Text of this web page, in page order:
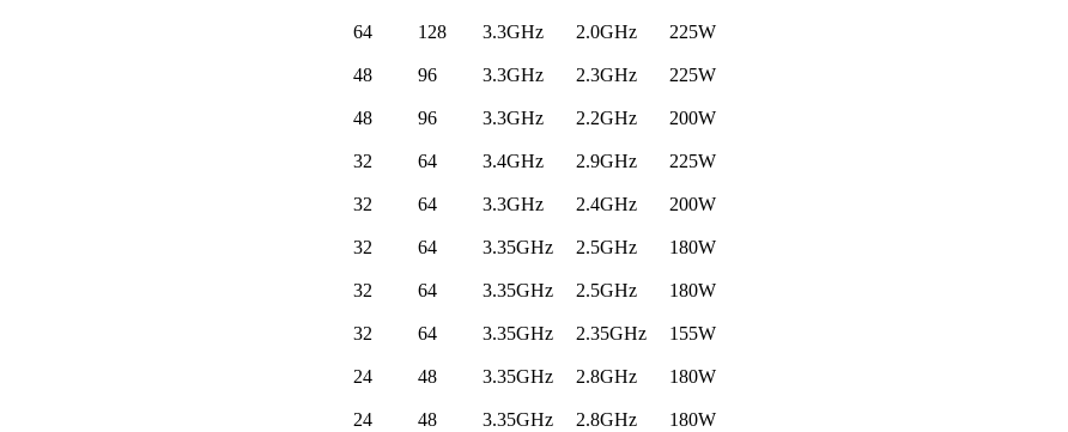
64 128 3.3GHz 2.0GHz 225W
48 96 3.3GHz 2.3GHz 225W
48 96 3.3GHz 2.2GHz 200W
32 64 3.4GHz 2.9GHz 225W
32 64 3.3GHz 2.4GHz 200W
32 64 3.35GHz 2.5GHz 180W
32 64 3.35GHz 2.5GHz 180W
32 64 3.35GHz 2.35GHz 155W
24 48 3.35GHz 2.8GHz 180W
24 48 3.35GHz 2.8GHz 180W